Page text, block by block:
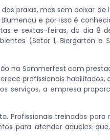
praias, mas sem deixar
e por isso é
e sextas-feiras, do dia 8
(Setor 1, Biergarten e
na Sommerfest com
profissionais
serviços, a empresa
Profissionais treinados
para atender aqueles